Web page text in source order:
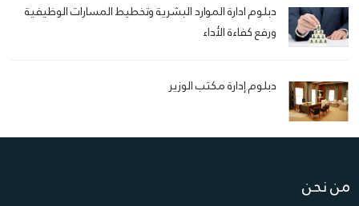
دبلوم ادارة الموارد البشرية وتخطيط المسارات الوظيفية
ورفع كفاءة الأداء
دبلوم إدارة مكتب الوزير
من نحن